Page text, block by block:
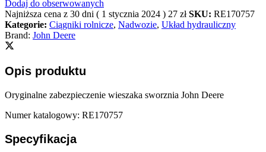
Dodaj do obserwowanych
Najniższa cena z 30 dni ( 1 stycznia 2024 ) 27 zł SKU: RE170757
Kategorie: Ciągniki rolnicze, Nadwozie, Układ hydrauliczny
Brand: John Deere
Opis produktu
Oryginalne zabezpieczenie wieszaka sworznia John Deere
Numer katalogowy: RE170757
Specyfikacja